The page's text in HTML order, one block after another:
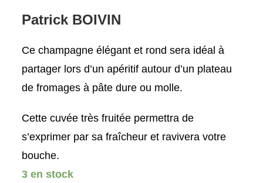
client
Patrick BOIVIN
Ce champagne élégant et rond sera idéal à
partager lors d’un apéritif autour d’un plateau
de fromages à pâte dure ou molle.
Cette cuvée très fruitée permettra de
s’exprimer par sa fraîcheur et ravivera votre
bouche.
3 en stock